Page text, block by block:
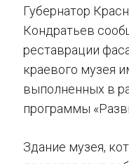
Губернатор
Кондратьев
реставрации
краевого музея
выполненных в
программы
Здание музея,